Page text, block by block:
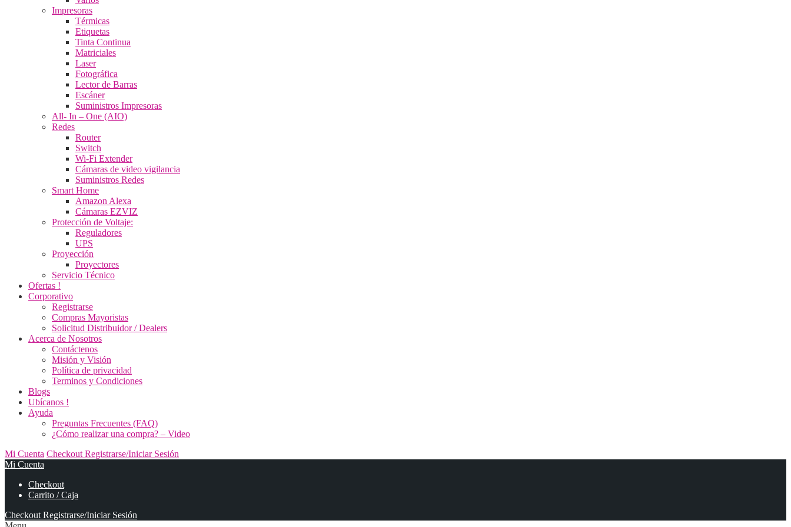
Impresoras
Térmicas
Etiquetas
Tinta Continua
Matriciales
Laser
Fotográfica
Lector de Barras
Escáner
Suministros Impresoras
All- In – One (AIO)
Redes
Router
Switch
Wi-Fi Extender
Cámaras de video vigilancia
Suministros Redes
Smart Home
Amazon Alexa
Cámaras EZVIZ
Protección de Voltaje:
Reguladores
UPS
Proyección
Proyectores
Servicio Técnico
Ofertas !
Corporativo
Registrarse
Compras Mayoristas
Solicitud Distribuidor / Dealers
Acerca de Nosotros
Contáctenos
Misión y Visión
Política de privacidad
Terminos y Condiciones
Blogs
Ubícanos !
Ayuda
Preguntas Frecuentes (FAQ)
¿Cómo realizar una compra? – Video
Mi Cuenta Checkout Registrarse/Iniciar Sesión
Mi Cuenta
Checkout
Carrito / Caja
Checkout Registrarse/Iniciar Sesión